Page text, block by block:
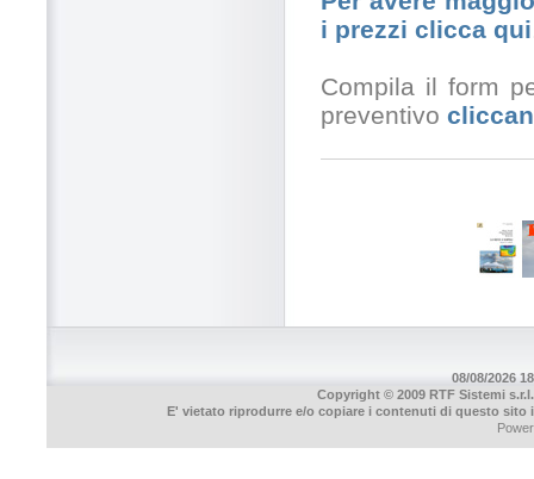
i prezzi clicca qui
Compila il form
preventivo
08/08/2026
Copyright © 2009 RTF Sistemi
E' vietato riprodurre e/o copiare i contenuti di questo